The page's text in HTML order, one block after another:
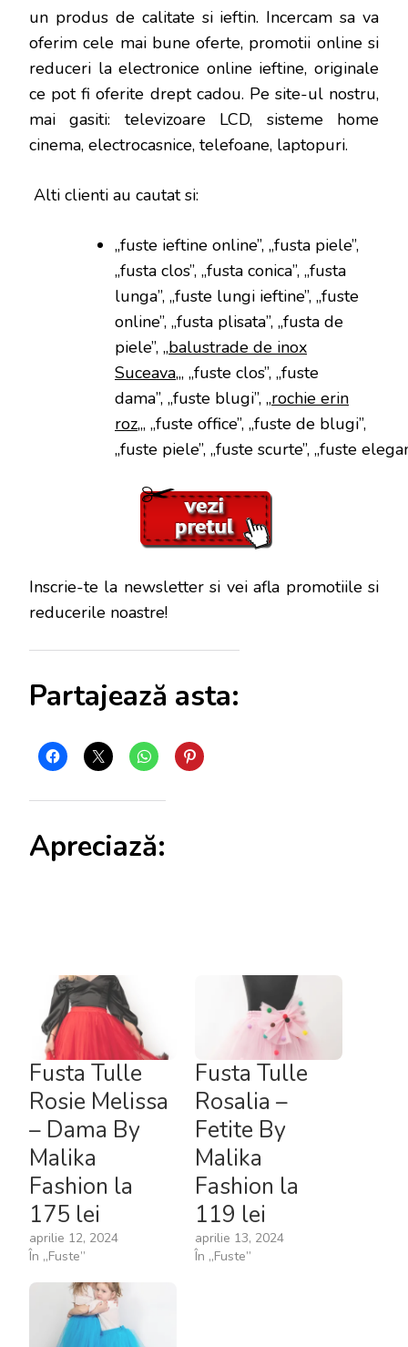
un produs de calitate si ieftin. Incercam sa va
oferim cele mai bune oferte, promotii online si
reduceri la electronice online ieftine, originale
ce pot fi oferite drept cadou. Pe site-ul nostru,
mai gasiti: televizoare LCD, sisteme home
cinema, electrocasnice, telefoane, laptopuri.
Alti clienti au cautat si:
„fuste ieftine online”, „fusta piele”,
„fusta clos”, „fusta conica”, „fusta
lunga”, „fuste lungi ieftine”, „fuste
online”, „fusta plisata”, „fusta de
piele”, „balustrade de inox
Suceava„, „fuste clos”, „fuste
dama”, „fuste blugi”, „rochie erin
roz„, „fuste office”, „fuste de blugi”,
„fuste piele”, „fuste scurte”, „fuste
Inscrie-te la newsletter si vei afla promotiile si
reducerile noastre!
Partajează asta:
Apreciază:
Fusta Tulle
Rosie Melissa
– Dama By
Malika
Fashion la
175 lei
aprilie 12, 2024
În „Fuste”
Fusta Tulle
Rosalia –
Fetite By
Malika
Fashion la
119 lei
aprilie 13, 2024
În „Fuste”